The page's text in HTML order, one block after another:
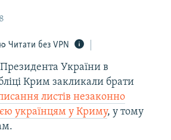
Читати без VPN
України в
Крим закликали брати
листів незаконно
українцям у Криму, у тому